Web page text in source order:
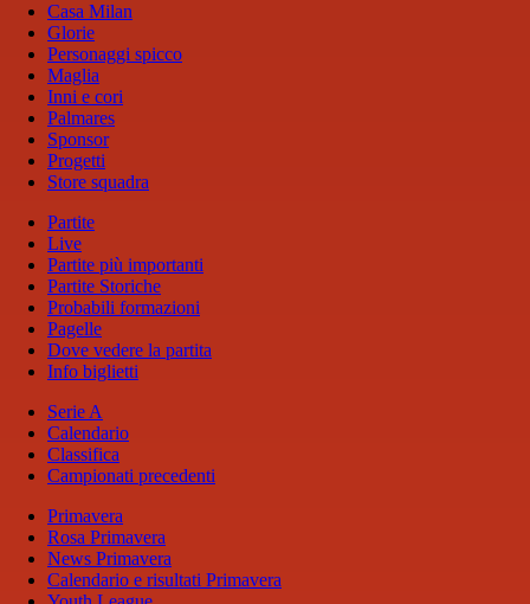
Casa Milan
Glorie
Personaggi spicco
Maglia
Inni e cori
Palmares
Sponsor
Progetti
Store squadra
Partite
Live
Partite più importanti
Partite Storiche
Probabili formazioni
Pagelle
Dove vedere la partita
Info biglietti
Serie A
Calendario
Classifica
Campionati precedenti
Primavera
Rosa Primavera
News Primavera
Calendario e risultati Primavera